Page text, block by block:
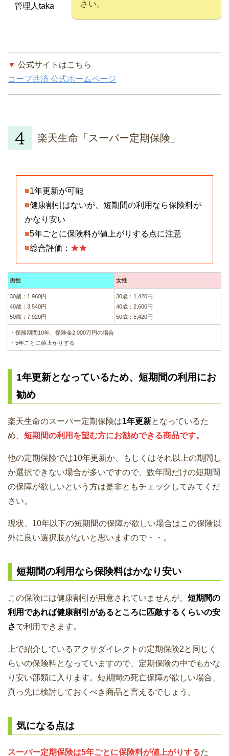
管理人taka
さい。
▼ 公式サイトはこちら
コープ共済 公式ホームページ
楽天生命「スーパー定期保険」
■1年更新が可能
■健康割引はないが、短期間の利用なら保険料が
かなり安い
■5年ごとに保険料が値上がりする点に注意
■総合評価： ★★
男性 女性
30歳：1,960円
40歳：3,540円
50歳：7,920円
30歳：1,420円
40歳：2,600円
50歳：5,420円
・保険期間10年、保険金2,000万円の場合
・5年ごとに値上がりする
1年更新となっているため、短期間の利用にお
勧め
楽天生命のスーパー定期保険は1年更新となっているた
め、 短期間の利用を望む方にお勧めできる商品です。
他の定期保険では10年更新か、もしくはそれ以上の期間し
か選択できない場合が多いですので、数年間だけの短期間
の保障が欲しいという方は是非ともチェックしてみてくだ
さい。
現状、10年以下の短期間の保障が欲しい場合はこの保険以
外に良い選択肢がないと思いますので・・。
短期間の利用なら保険料はかなり安い
この保険には健康割引が用意されていませんが、 短期間の
利用であれば健康割引があるところに匹敵するくらいの安
さで利用できます。
上で紹介しているアクサダイレクトの定期保険2と同じく
らいの保険料となっていますので、定期保険の中でもかな
り安い部類に入ります。短期間の死亡保障が欲しい場合、
真っ先に検討しておくべき商品と言えるでしょう。
気になる点は
スーパー定期保険は5年ごとに保険料が値上がりするた